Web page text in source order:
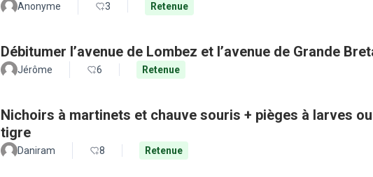
Anonyme 3 Retenue
Débitumer l’avenue de Lombez et l’avenue de Grande
Jérôme 6 Retenue
Nichoirs à martinets et chauve souris + pièges à larves
tigre
Daniram 8 Retenue